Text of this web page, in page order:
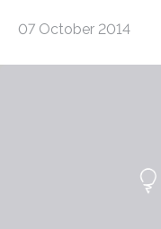
07 October 2014